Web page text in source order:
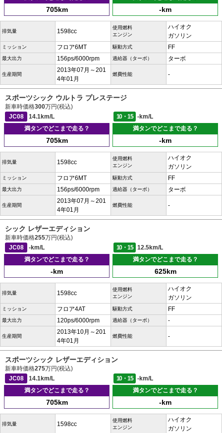
705km -km
排気量 1598cc
使用燃料
エンジン
ハイオク
ガソリン
ミッション フロア6MT 駆動方式 FF
最大出力 156ps/6000rpm 過給器（ターボ） ターボ
生産期間
2013年07月～201
4年01月
燃費性能 -
スポーツシック ウルトラ プレステージ
新車時価格300万円(税込)
JC08
14.1km/L 10・15
-km/L
満タンでどこまで走る？
705km
満タンでどこまで走る？
-km
排気量 1598cc
使用燃料
エンジン
ハイオク
ガソリン
ミッション フロア6MT 駆動方式 FF
最大出力 156ps/6000rpm 過給器（ターボ） ターボ
生産期間
2013年07月～201
4年01月
燃費性能 -
シック レザーエディション
新車時価格255万円(税込)
JC08
-km/L 10・15
12.5km/L
満タンでどこまで走る？
-km
満タンでどこまで走る？
625km
排気量 1598cc
使用燃料
エンジン
ハイオク
ガソリン
ミッション フロア4AT 駆動方式 FF
最大出力 120ps/6000rpm 過給器（ターボ） -
生産期間
2013年10月～201
4年01月
燃費性能 -
スポーツシック レザーエディション
新車時価格275万円(税込)
JC08
14.1km/L 10・15
-km/L
満タンでどこまで走る？
705km
満タンでどこまで走る？
-km
排気量 1598cc
使用燃料
エンジン
ハイオク
ガソリン